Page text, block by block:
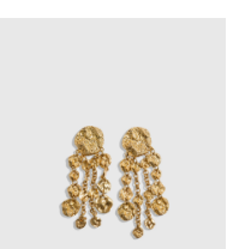
40 42